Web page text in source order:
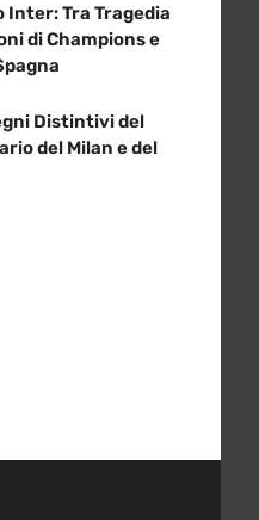
Inter: Tra Tragedia
di Champions e
Distintivi del
del Milan e del